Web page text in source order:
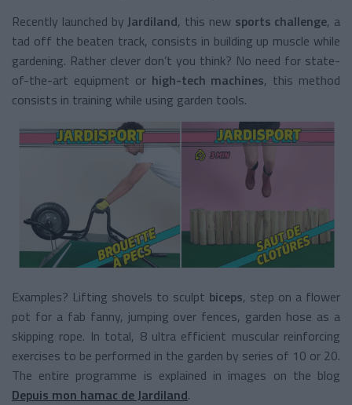
Recently launched by Jardiland, this new sports challenge, a
tad off the beaten track, consists in building up muscle while
gardening. Rather clever don’t you think? No need for state-
of-the-art equipment or high-tech machines, this method
consists in training while using garden tools.
Examples? Lifting shovels to sculpt biceps, step on a flower
pot for a fab fanny, jumping over fences, garden hose as a
skipping rope. In total, 8 ultra efficient muscular reinforcing
exercises to be performed in the garden by series of 10 or 20.
The entire programme is explained in images on the blog
Depuis mon hamac de Jardiland.